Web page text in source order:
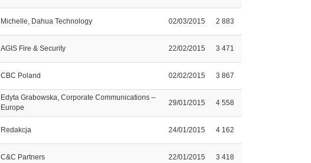
Michelle, Dahua Technology 02/03/2015 2 883
AGIS Fire & Security 22/02/2015 3 471
CBC Poland 02/02/2015 3 867
Edyta Grabowska, Corporate Communications –
Europe
29/01/2015 4 558
Redakcja 24/01/2015 4 162
C&C Partners 22/01/2015 3 418